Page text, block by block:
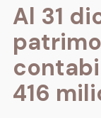
Al 31
416